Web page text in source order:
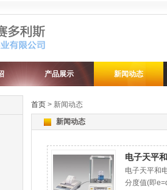
产品展示 新闻动态
首页 > 新闻动态
新闻动态
电子天平
电子天平和
分度值(即